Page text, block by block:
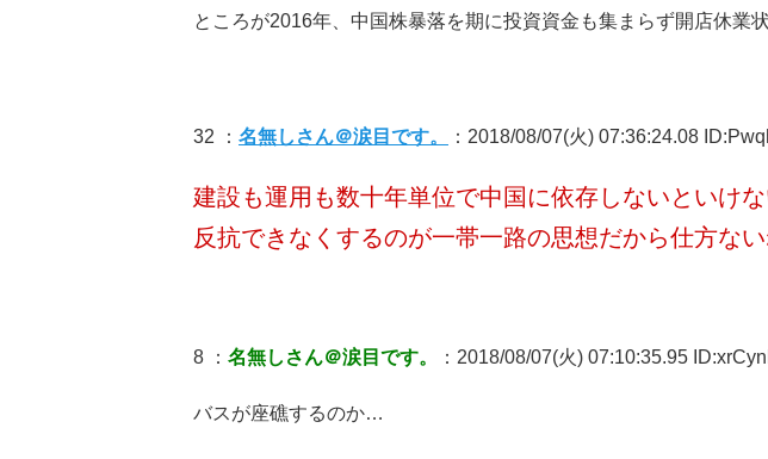
ところが2016年、中国株暴落を期に投資資金も集まらず開店休業状
32 ： 名無しさん＠涙目です。 ：2018/08/07(火) 07:36:24.08
建設も運用も数十年単位で中国に依存しないといけ
反抗できなくするのが一帯一路の思想だから仕方な
8 ： 名無しさん＠涙目です。 ：2018/08/07(火) 07:10:35.95
バスが座礁するのか…